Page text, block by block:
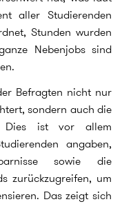
aller Studierenden
Stunden wurden
Nebenjobs sind
Befragten nicht nur
sondern auch die
Dies ist vor allem
angaben,
sowie die
zurückzugreifen, um
Das zeigt sich